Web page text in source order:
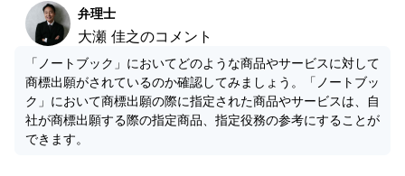
弁理士
大瀬 佳之のコメント
「ノートブック」においてどのような商品やサービスに対して
商標出願がされているのか確認してみましょう。「ノートブッ
ク」において商標出願の際に指定された商品やサービスは、自
社が商標出願する際の指定商品、指定役務の参考にすることが
できます。